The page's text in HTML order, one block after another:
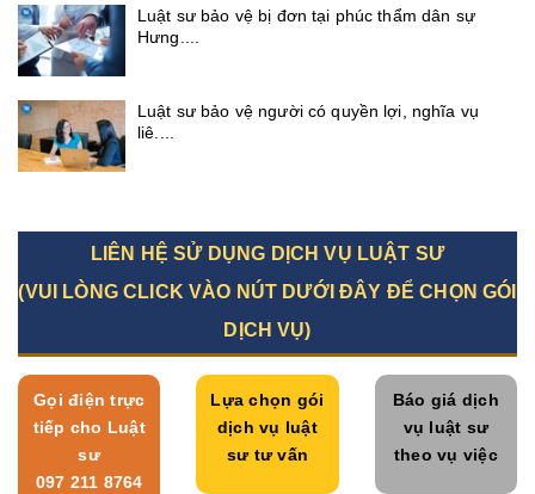
Luật sư bảo vệ bị đơn tại phúc thẩm dân sự
Hưng....
Luật sư bảo vệ người có quyền lợi, nghĩa vụ
liê....
LIÊN HỆ SỬ DỤNG DỊCH VỤ LUẬT SƯ
(VUI LÒNG CLICK VÀO NÚT DƯỚI ĐÂY ĐỂ CHỌN GÓI
DỊCH VỤ)
Gọi điện trực
tiếp cho Luật
sư
097 211 8764
Lựa chọn gói
dịch vụ luật
sư tư vấn
Báo giá dịch
vụ luật sư
theo vụ việc